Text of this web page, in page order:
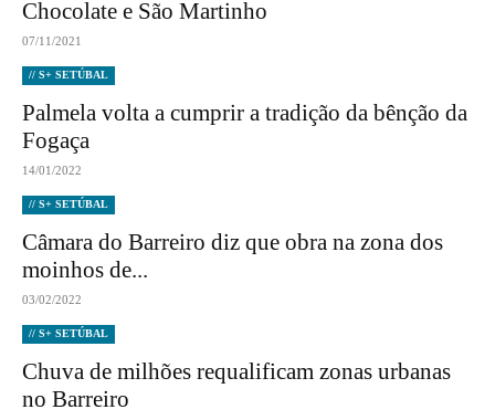
Chocolate e São Martinho
07/11/2021
// S+ SETÚBAL
Palmela volta a cumprir a tradição da bênção da
Fogaça
14/01/2022
// S+ SETÚBAL
Câmara do Barreiro diz que obra na zona dos
moinhos de...
03/02/2022
// S+ SETÚBAL
Chuva de milhões requalificam zonas urbanas
no Barreiro